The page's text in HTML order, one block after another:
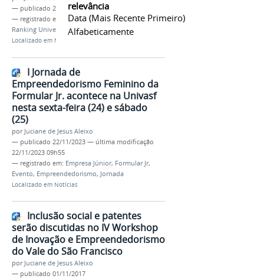
relevância
Data (mais Recente Primeiro)
Alfabeticamente
— publicado 23/07/2025
— registrado em:
NIT,Empreendedorismo,
Ranking Universidades Empreendedoras
Localizado em Notícias
I Jornada de
Empreendedorismo Feminino da
Formular Jr. acontece na Univasf
nesta sexta-feira (24) e sábado
(25)
por Juciane de Jesus Aleixo
— publicado 22/11/2023 — última modificação
22/11/2023 09h55
— registrado em: Empresa Júnior, Formular Jr,
Evento, Empreendedorismo, Jornada
Localizado em Notícias
Inclusão social e patentes
serão discutidas no IV Workshop
de Inovação e Empreendedorismo
do Vale do São Francisco
por Juciane de Jesus Aleixo
— publicado 01/11/2017